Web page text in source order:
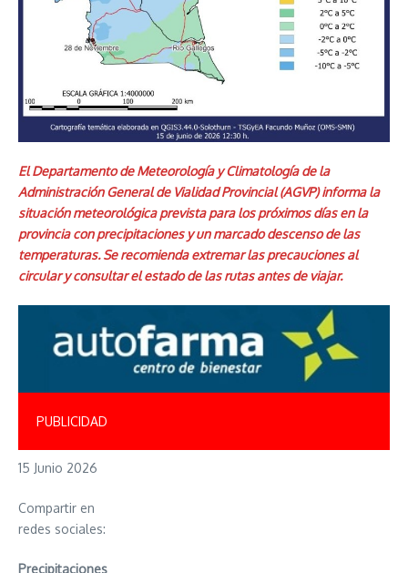
El Departamento de Meteorología y Climatología de la
Administración General de Vialidad Provincial (AGVP) informa la
situación meteorológica prevista para los próximos días en la
provincia con precipitaciones y un marcado descenso de las
temperaturas. Se recomienda extremar las precauciones al
circular y consultar el estado de las rutas antes de viajar.
PUBLICIDAD
15 Junio 2026
Compartir en
redes sociales:
Precipitaciones